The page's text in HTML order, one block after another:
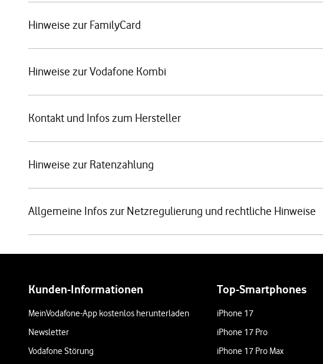
Hinweise zur FamilyCard
Hinweise zur Vodafone Kombi
Kontakt und Infos zum Hersteller
Hinweise zur Ratenzahlung
Allgemeine Infos zur Netzregulierung und rechtliche Hinweise
Kunden-Informationen
MeinVodafone-App kostenlos herunterladen
Newsletter
Vodafone Störung
Top-Smartphones
iPhone 17
iPhone 17 Pro
iPhone 17 Pro Max